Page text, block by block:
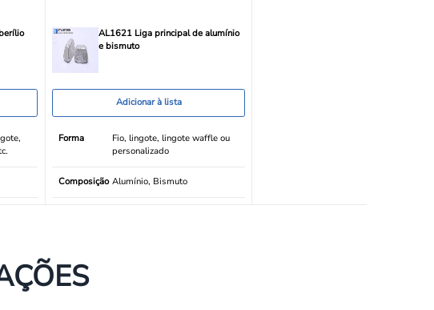
AL1621 Liga principal de alumínio
e bismuto
Adicionar à lista
Forma
Fio, lingote, lingote waffle ou
personalizado
Composição Alumínio, Bismuto